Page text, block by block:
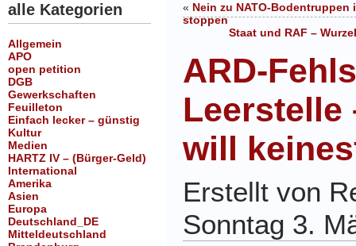
alle Kategorien
Allgemein
APO
open petition
DGB
Gewerkschaften
Feuilleton
Einfach lecker – günstig
Kultur
Medien
HARTZ IV – (Bürger-Geld)
International
Amerika
Asien
Europa
Deutschland_DE
Mitteldeutschland
« Nein zu NATO-
stoppen
Staat und RAF –
ARD-
Leerstelle
will
Erstellt von
Sonntag 3.